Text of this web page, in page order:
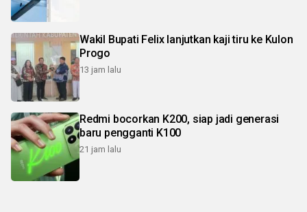
Wakil Bupati Felix lanjutkan kaji tiru ke Kulon
Progo
13 jam lalu
Redmi bocorkan K200, siap jadi generasi
baru pengganti K100
21 jam lalu